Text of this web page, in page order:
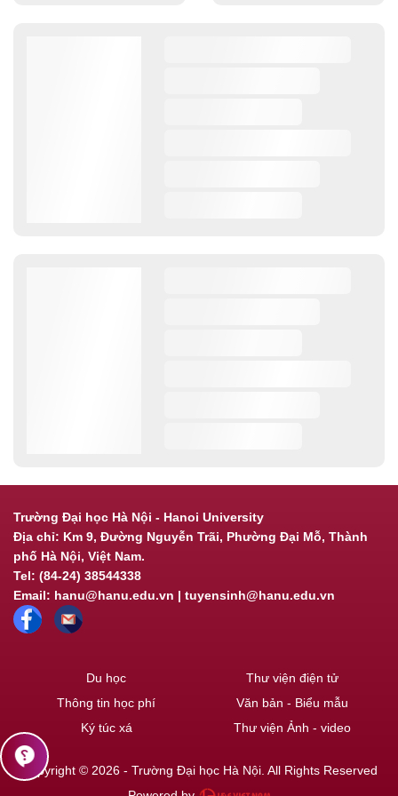
Trường Đại học Hà Nội - Hanoi University
Địa chỉ: Km 9, Đường Nguyễn Trãi, Phường Đại Mỗ, Thành
phố Hà Nội, Việt Nam.
Tel: (84-24) 38544338
Email: hanu@hanu.edu.vn | tuyensinh@hanu.edu.vn
Du học
Thông tin học phí
Ký túc xá
Thư viện điện tử
Văn bản - Biểu mẫu
Thư viện Ảnh - video
Copyright © 2026 - Trường Đại học Hà Nội. All Rights Reserved
contact_support